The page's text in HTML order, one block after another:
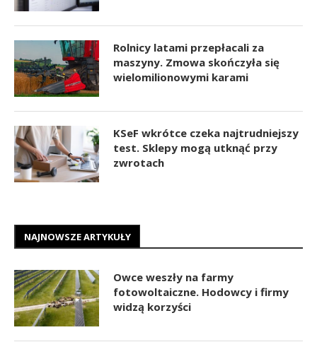
Rolnicy latami przepłacali za
maszyny. Zmowa skończyła się
wielomilionowymi karami
KSeF wkrótce czeka najtrudniejszy
test. Sklepy mogą utknąć przy
zwrotach
NAJNOWSZE ARTYKUŁY
Owce weszły na farmy
fotowoltaiczne. Hodowcy i firmy
widzą korzyści